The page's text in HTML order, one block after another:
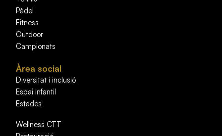
Pàdel
Fitness
Outdoor
Campionats
Àrea social
Diversitat i inclusió
Espai infantil
Estades
Wellness CTT